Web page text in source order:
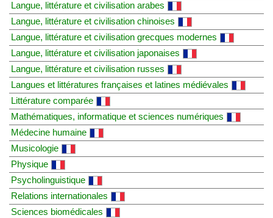
Langue, littérature et civilisation arabes
Langue, littérature et civilisation chinoises
Langue, littérature et civilisation grecques modernes
Langue, littérature et civilisation japonaises
Langue, littérature et civilisation russes
Langues et littératures françaises et latines médiévales
Littérature comparée
Mathématiques, informatique et sciences numériques
Médecine humaine
Musicologie
Physique
Psycholinguistique
Relations internationales
Sciences biomédicales